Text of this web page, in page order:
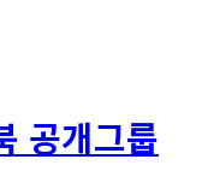
공개그룹